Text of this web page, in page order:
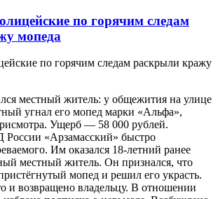
по горячим следам
мопеда
по горячим следам раскрыли кражу
местный житель: у общежития на улице
угнал его мопед марки «Альфа»,
Ущерб — 58 000 рублей.
«Арзамасский» быстро
Им оказался 18-летний ранее
местный житель. Он признался, что
мопед и решил его украсть.
и возвращено владельцу. В отношении